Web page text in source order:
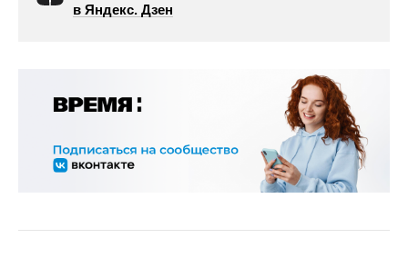
в Яндекс. Дзен